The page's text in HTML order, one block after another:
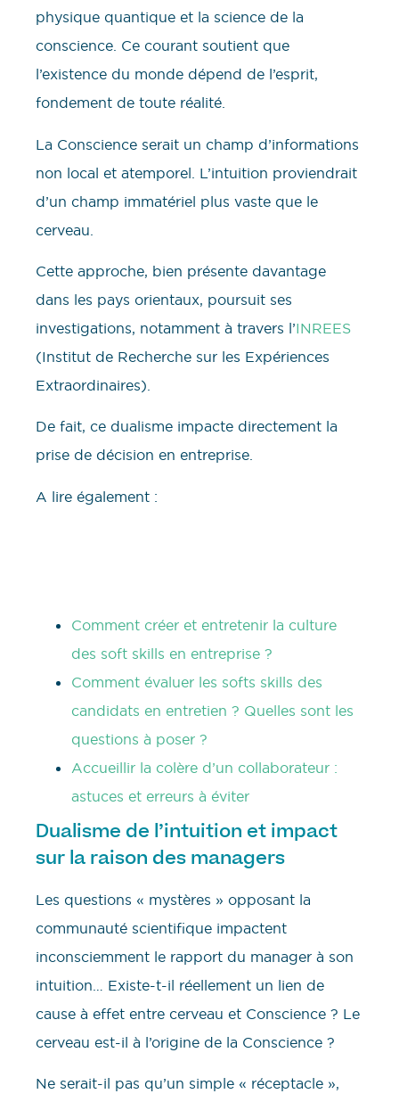
physique quantique et la science de la
conscience. Ce courant soutient que
l’existence du monde dépend de l’esprit,
fondement de toute réalité.
La Conscience serait un champ d’informations
non local et atemporel. L’intuition proviendrait
d’un champ immatériel plus vaste que le
cerveau.
Cette approche, bien présente davantage
dans les pays orientaux, poursuit ses
investigations, notamment à travers l’INREES
(Institut de Recherche sur les Expériences
Extraordinaires).
De fait, ce dualisme impacte directement la
prise de décision en entreprise.
A lire également :
Comment créer et entretenir la culture
des soft skills en entreprise ?
Comment évaluer les softs skills des
candidats en entretien ? Quelles sont les
questions à poser ?
Accueillir la colère d’un collaborateur :
astuces et erreurs à éviter
Dualisme de l’intuition et impact
sur la raison des managers
Les questions « mystères » opposant la
communauté scientifique impactent
inconsciemment le rapport du manager à son
intuition… Existe-t-il réellement un lien de
cause à effet entre cerveau et Conscience ? Le
cerveau est-il à l’origine de la Conscience ?
Ne serait-il pas qu’un simple « réceptacle »,